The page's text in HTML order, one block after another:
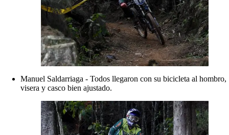
Manuel Saldarriaga - Todos llegaron con su bicicleta al hombro,
visera y casco bien ajustado.